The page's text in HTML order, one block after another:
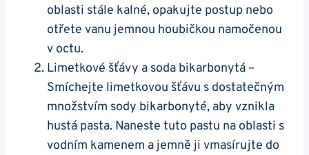
oblasti stále kalné, opakujte postup nebo
otřete vanu jemnou houbičkou namočenou
v octu.
Limetkové šťávy a soda bikarbonytá –
Smíchejte limetkovou šťávu s dostatečným
množstvím sody bikarbonyté, aby vznikla
hustá pasta. Naneste tuto pastu na oblasti s
vodním kamenem a jemně ji vmasírujte do